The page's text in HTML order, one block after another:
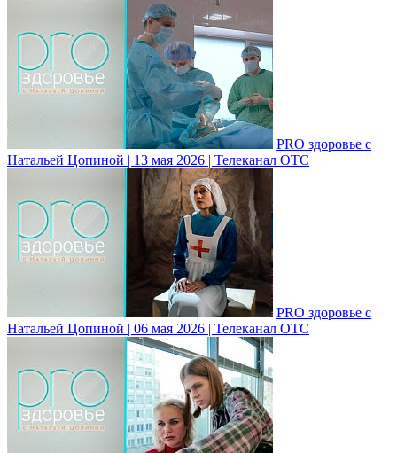
PRO здоровье с
Натальей Цопиной | 13 мая 2026 | Телеканал ОТС
PRO здоровье с
Натальей Цопиной | 06 мая 2026 | Телеканал ОТС